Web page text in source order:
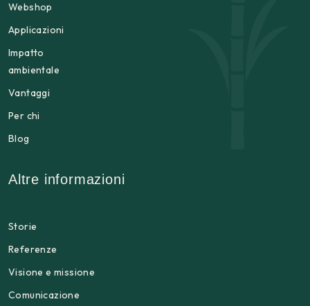
Webshop
Applicazioni
Impatto
ambientale
Vantaggi
Per chi
Blog
Altre informazioni
Storie
Referenze
Visione e missione
Comunicazione